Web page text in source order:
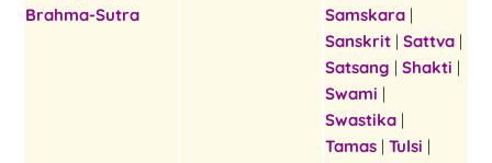
Brahma-Sutra
Samskara |
Sanskrit | Sattva |
Satsang | Shakti |
Swami |
Swastika |
Tamas | Tulsi |